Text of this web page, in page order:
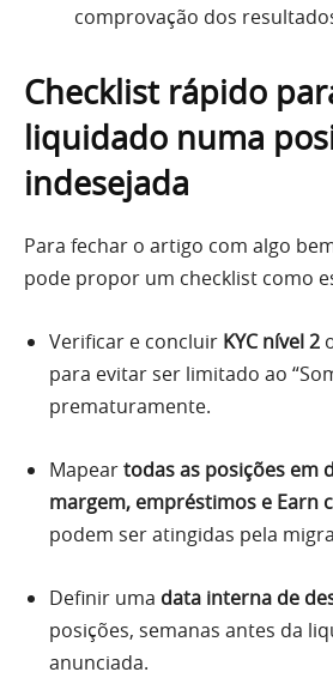
comprovação dos
Checklist rápido
liquidado numa
indesejada
Para fechar o artigo com algo
pode propor um checklist como
Verificar e concluir KYC nível 2
para evitar ser limitado ao
prematuramente.
Mapeartodas as posições em
margem, empréstimos e Earn
podem ser atingidas pela
Definir uma data interna de
posições, semanas antes da
anunciada.